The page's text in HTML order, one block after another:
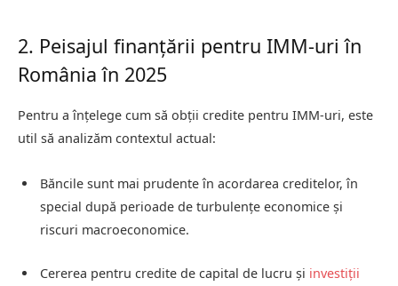
2. Peisajul finanțării pentru IMM-uri în
România în 2025
Pentru a înțelege cum să obții credite pentru IMM-uri, este
util să analizăm contextul actual:
Băncile sunt mai prudente în acordarea creditelor, în
special după perioade de turbulențe economice și
riscuri macroeconomice.
Cererea pentru credite de capital de lucru și investiții